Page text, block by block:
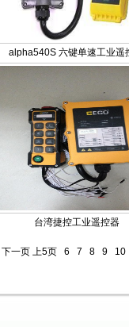
alpha540S 六键单速工业遥
台湾捷控工业遥控器
下一页 上5页 6 7 8 9 10